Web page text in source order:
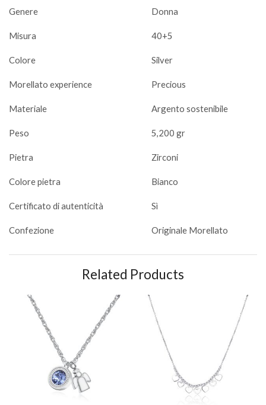
Genere Donna
Misura 40+5
Colore Silver
Morellato experience Precious
Materiale Argento sostenibile
Peso 5,200 gr
Pietra Zirconi
Colore pietra Bianco
Certificato di autenticità Sì
Confezione Originale Morellato
Related Products